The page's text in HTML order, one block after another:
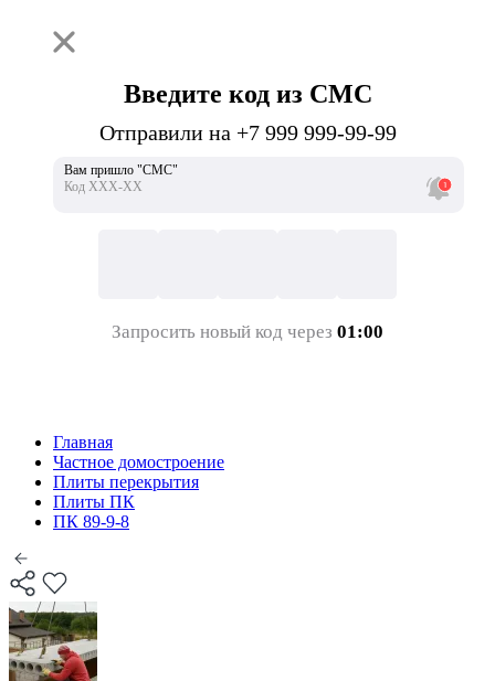
Введите код из СМС
Отправили на +7 999 999-99-99
Вам пришло "СМС"
Код ХХХ-ХХ
Запросить новый код через 01:00
Главная
Частное домостроение
Плиты перекрытия
Плиты ПК
ПК 89-9-8